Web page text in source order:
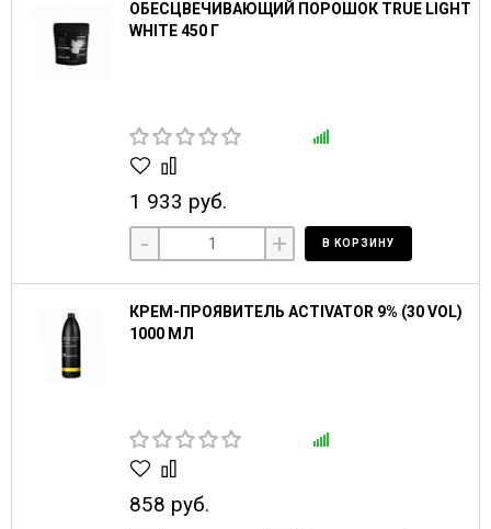
ОБЕСЦВЕЧИВАЮЩИЙ ПОРОШОК TRUE LIGHT
WHITE 450 Г
1 933 руб.
- + В КОРЗИНУ
КРЕМ-ПРОЯВИТЕЛЬ ACTIVATOR 9% (30 VOL)
1000 МЛ
858 руб.